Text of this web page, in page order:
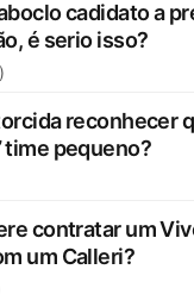
cadidato a
é serio isso?
reconhecer
time pequeno?
contratar um
um Calleri?